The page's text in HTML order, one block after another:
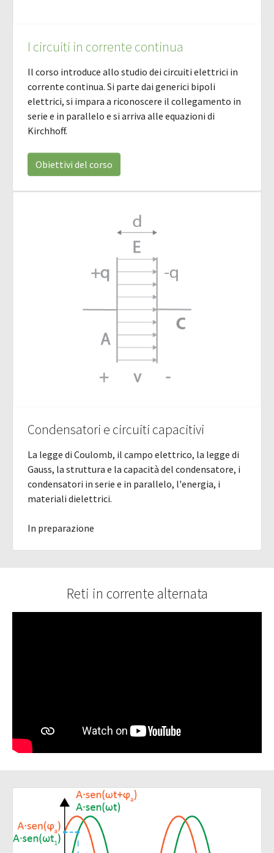
I circuiti in corrente continua
Il corso introduce allo studio dei circuiti elettrici in
corrente continua. Si parte dai generici bipoli
elettrici, si impara a riconoscere il collegamento in
serie e in parallelo e si arriva alle equazioni di
Kirchhoff.
Obiettivi del corso
Condensatori e circuiti capacitivi
La legge di Coulomb, il campo elettrico, la legge di
Gauss, la struttura e la capacità del condensatore, i
condensatori in serie e in parallelo, l'energia, i
materiali dielettrici.
In preparazione
Reti in corrente alternata